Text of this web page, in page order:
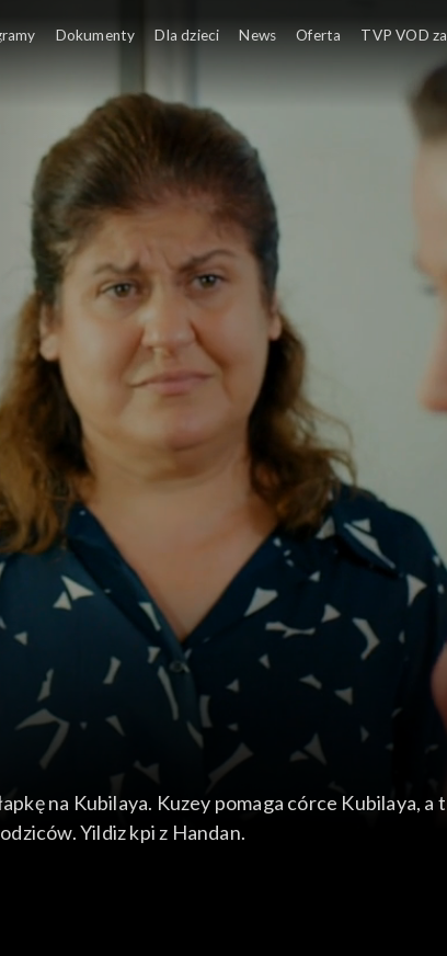
na Kubilaya. Kuzey pomaga córce Kubilaya, a
Yildiz kpi z Handan.
Dokumenty Dla dzieci News Oferta TVP VOD